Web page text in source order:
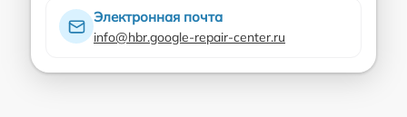
Электронная почта
info@hbr.google-repair-center.ru